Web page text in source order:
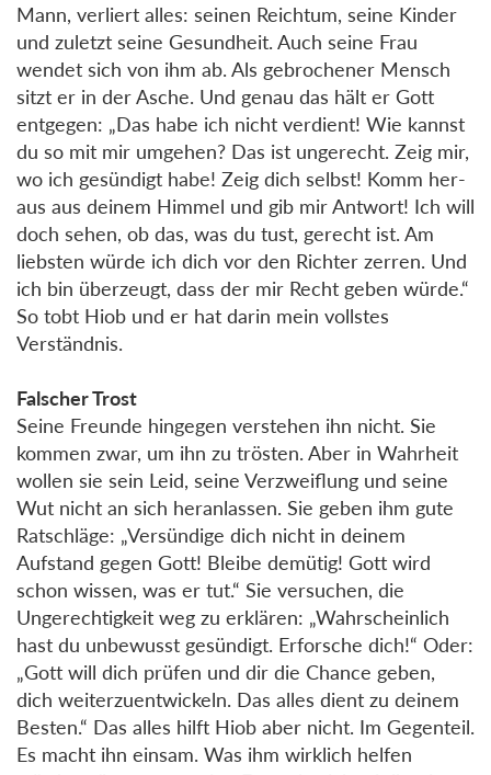
Mann, verliert alles: seinen Reichtum, seine Kinder
und zuletzt seine Gesundheit. Auch seine Frau
wendet sich von ihm ab. Als gebrochener Mensch
sitzt er in der Asche. Und genau das hält er Gott
entgegen: „Das habe ich nicht verdient! Wie kannst
du so mit mir umgehen? Das ist ungerecht. Zeig mir,
wo ich gesündigt habe! Zeig dich selbst! Komm her-
aus aus deinem Himmel und gib mir Antwort! Ich will
doch sehen, ob das, was du tust, gerecht ist. Am
liebsten würde ich dich vor den Richter zerren. Und
ich bin überzeugt, dass der mir Recht geben würde.“
So tobt Hiob und er hat darin mein vollstes
Verständnis.
Falscher Trost
Seine Freunde hingegen verstehen ihn nicht. Sie
kommen zwar, um ihn zu trösten. Aber in Wahrheit
wollen sie sein Leid, seine Verzweiflung und seine
Wut nicht an sich heranlassen. Sie geben ihm gute
Ratschläge: „Versündige dich nicht in deinem
Aufstand gegen Gott! Bleibe demütig! Gott wird
schon wissen, was er tut.“ Sie versuchen, die
Ungerechtigkeit weg zu erklären: „Wahrscheinlich
hast du unbewusst gesündigt. Erforsche dich!“ Oder:
„Gott will dich prüfen und dir die Chance geben,
dich weiterzuentwickeln. Das alles dient zu deinem
Besten.“ Das alles hilft Hiob aber nicht. Im Gegenteil.
Es macht ihn einsam. Was ihm wirklich helfen